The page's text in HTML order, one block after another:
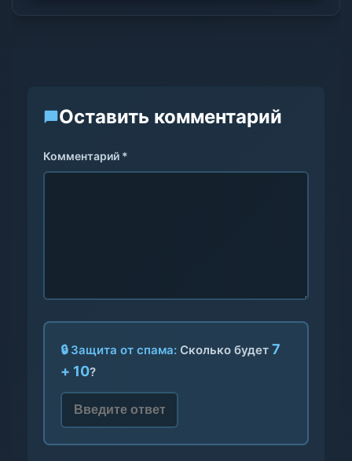
Оставить комментарий
Комментарий *
🔒 Защита от спама: Сколько будет 7
+ 10?